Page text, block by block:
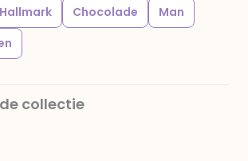
en droog bewaren.
Hallmark Chocolade
Man
collectie